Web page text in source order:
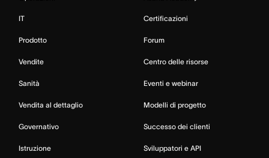
IT
Prodotto
Vendite
Sanità
Vendita al dettaglio
Governativo
Istruzione
Certificazioni
Forum
Centro delle risorse
Eventi e webinar
Modelli di progetto
Successo dei clienti
Sviluppatori e API